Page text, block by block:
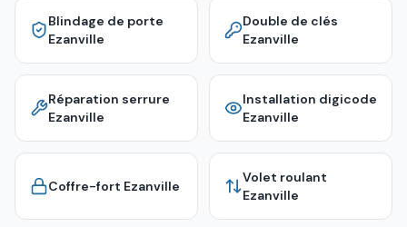
Blindage de porte
Ezanville
Double de clés
Ezanville
Réparation serrure
Ezanville
Installation digicode
Ezanville
Coffre-fort Ezanville
Volet roulant
Ezanville